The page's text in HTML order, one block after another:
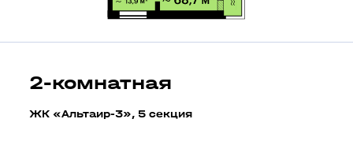
2-комнатная
ЖК «Альтаир-3», 5 секция